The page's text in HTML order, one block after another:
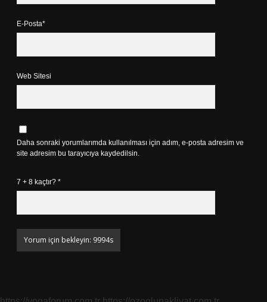
E-Posta*
Web Sitesi
Daha sonraki yorumlarımda kullanılması için adım, e-posta adresim ve
site adresim bu tarayıcıya kaydedilsin.
7 + 8 kaçtır? *